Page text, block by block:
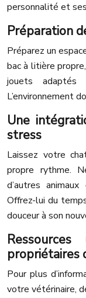
personnalité et
Préparation
Préparez un
bac à litière
jouets
L’environnement
Une
stress
Laissez votre
propre rythme.
d’autres
Offrez-lui du
douceur à son
propriétaires
Pour plus
votre vétérinaire,